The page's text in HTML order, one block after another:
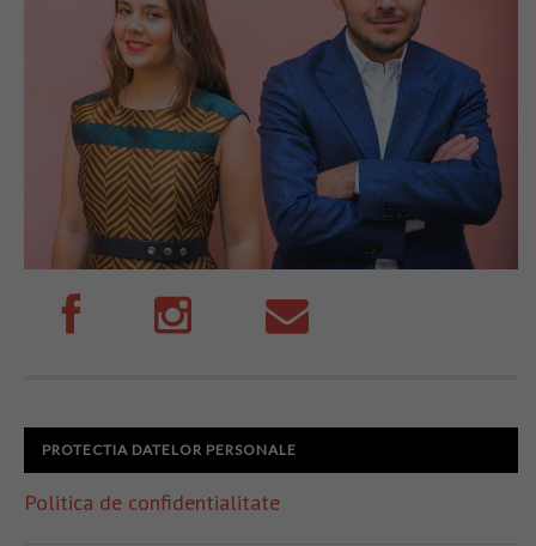
PROTECTIA DATELOR PERSONALE
Politica de confidentialitate